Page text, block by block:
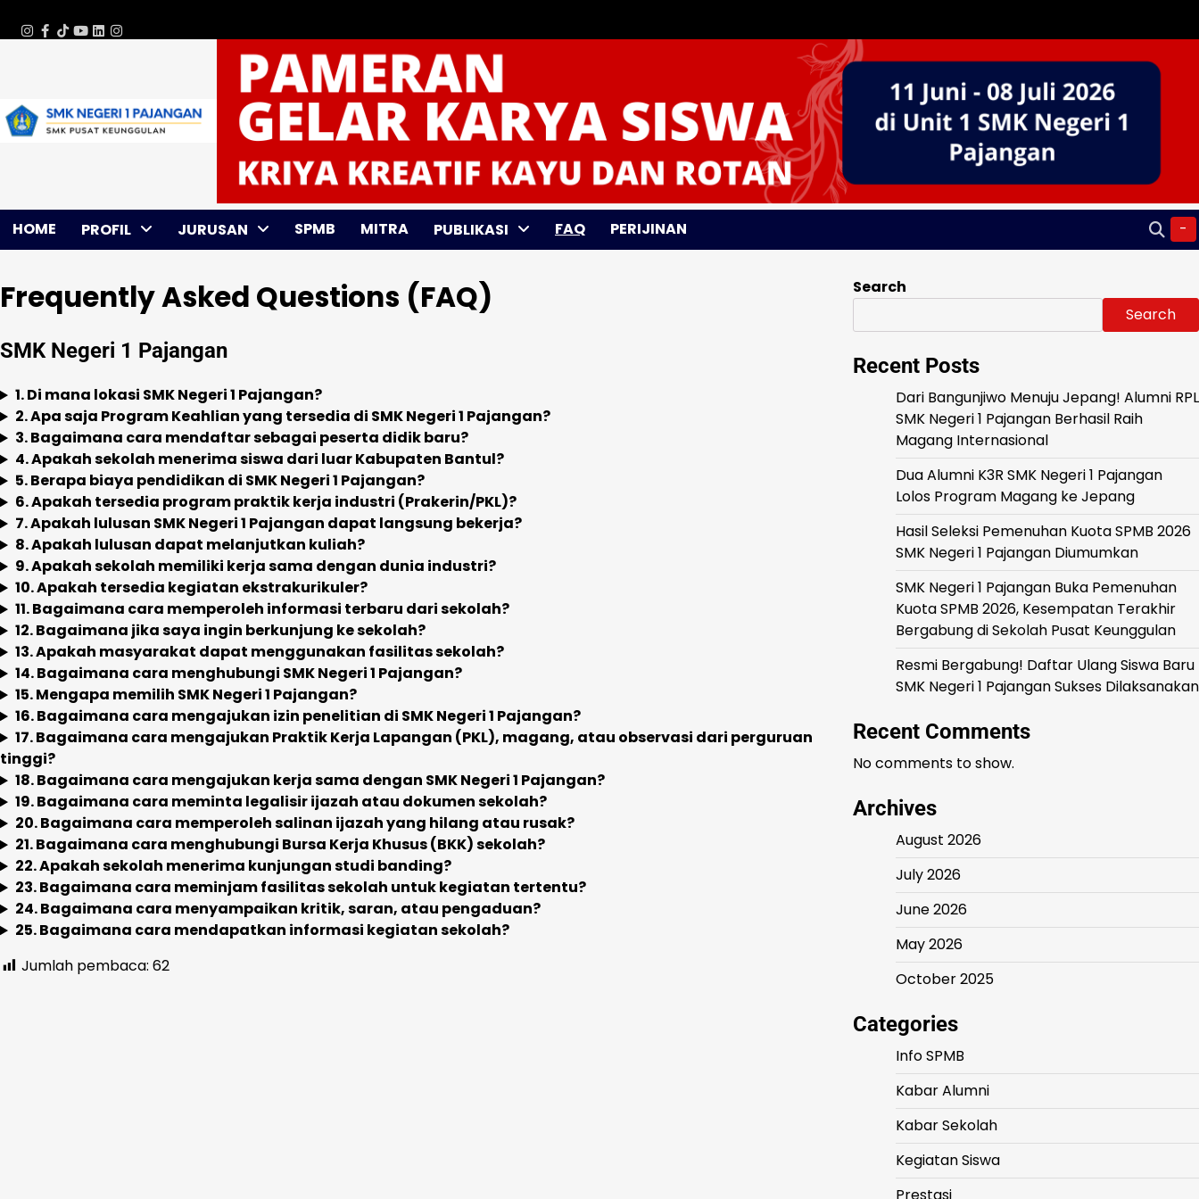
WhatsApp
Instagram
Facebook
TikTok
Youtube
Linkedin
Instagram
HOME PROFIL JURUSAN SPMB MITRA PUBLIKASI FAQ PERIJINAN -
Frequently Asked Questions (FAQ)
SMK Negeri 1 Pajangan
1. Di mana lokasi SMK Negeri 1 Pajangan?
2. Apa saja Program Keahlian yang tersedia di SMK Negeri 1 Pajangan?
3. Bagaimana cara mendaftar sebagai peserta didik baru?
4. Apakah sekolah menerima siswa dari luar Kabupaten Bantul?
5. Berapa biaya pendidikan di SMK Negeri 1 Pajangan?
6. Apakah tersedia program praktik kerja industri (Prakerin/PKL)?
7. Apakah lulusan SMK Negeri 1 Pajangan dapat langsung bekerja?
8. Apakah lulusan dapat melanjutkan kuliah?
9. Apakah sekolah memiliki kerja sama dengan dunia industri?
10. Apakah tersedia kegiatan ekstrakurikuler?
11. Bagaimana cara memperoleh informasi terbaru dari sekolah?
12. Bagaimana jika saya ingin berkunjung ke sekolah?
13. Apakah masyarakat dapat menggunakan fasilitas sekolah?
14. Bagaimana cara menghubungi SMK Negeri 1 Pajangan?
15. Mengapa memilih SMK Negeri 1 Pajangan?
16. Bagaimana cara mengajukan izin penelitian di SMK Negeri 1 Pajangan?
17. Bagaimana cara mengajukan Praktik Kerja Lapangan (PKL), magang, atau observasi dari perguruan
tinggi?
18. Bagaimana cara mengajukan kerja sama dengan SMK Negeri 1 Pajangan?
19. Bagaimana cara meminta legalisir ijazah atau dokumen sekolah?
20. Bagaimana cara memperoleh salinan ijazah yang hilang atau rusak?
21. Bagaimana cara menghubungi Bursa Kerja Khusus (BKK) sekolah?
22. Apakah sekolah menerima kunjungan studi banding?
23. Bagaimana cara meminjam fasilitas sekolah untuk kegiatan tertentu?
24. Bagaimana cara menyampaikan kritik, saran, atau pengaduan?
25. Bagaimana cara mendapatkan informasi kegiatan sekolah?
Jumlah pembaca: 62
Search
Search
Recent Posts
Dari Bangunjiwo Menuju Jepang! Alumni RPL
SMK Negeri 1 Pajangan Berhasil Raih
Magang Internasional
Dua Alumni K3R SMK Negeri 1 Pajangan
Lolos Program Magang ke Jepang
Hasil Seleksi Pemenuhan Kuota SPMB 2026
SMK Negeri 1 Pajangan Diumumkan
SMK Negeri 1 Pajangan Buka Pemenuhan
Kuota SPMB 2026, Kesempatan Terakhir
Bergabung di Sekolah Pusat Keunggulan
Resmi Bergabung! Daftar Ulang Siswa Baru
SMK Negeri 1 Pajangan Sukses Dilaksanakan
Recent Comments
No comments to show.
Archives
August 2026
July 2026
June 2026
May 2026
October 2025
Categories
Info SPMB
Kabar Alumni
Kabar Sekolah
Kegiatan Siswa
Prestasi